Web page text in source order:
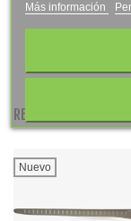
RELATED PRODUCTS
Nuevo
Más información